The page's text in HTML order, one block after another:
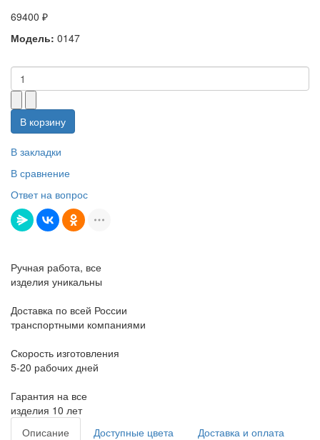
69400 ₽
Модель: 0147
В корзину
В закладки
В сравнение
Ответ на вопрос
Ручная работа, все
изделия уникальны
Доставка по всей России
транспортными компаниями
Скорость изготовления
5-20 рабочих дней
Гарантия на все
изделия 10 лет
Описание
Доступные цвета Доставка и оплата